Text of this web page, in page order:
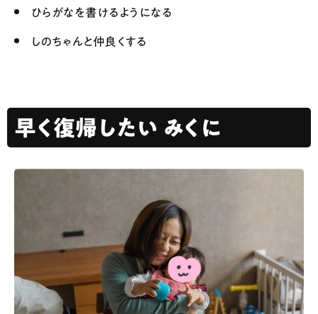
ひらがなを書けるようになる
しのちゃんと仲良くする
早く復帰したい みくに